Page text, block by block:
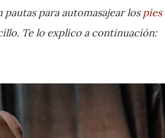
pautas para automasajear los pies
Te lo explico a continuación: